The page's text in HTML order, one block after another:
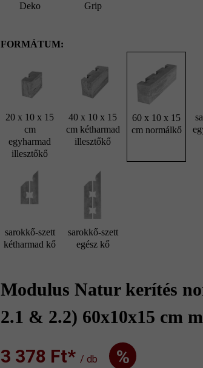
Deko Grip
FORMÁTUM:
20 x 10 x 15
cm
egyharmad
illesztőkő
40 x 10 x 15
cm kétharmad
illesztőkő
60 x 10 x 15
cm normálkő
sarokkő-szett
kétharmad kő
sarokkő-szett
egész kő
Modulus Natur kerítés
2.1 & 2.2) 60x10x15 cm
3 378 Ft‎‎‎*/ db %